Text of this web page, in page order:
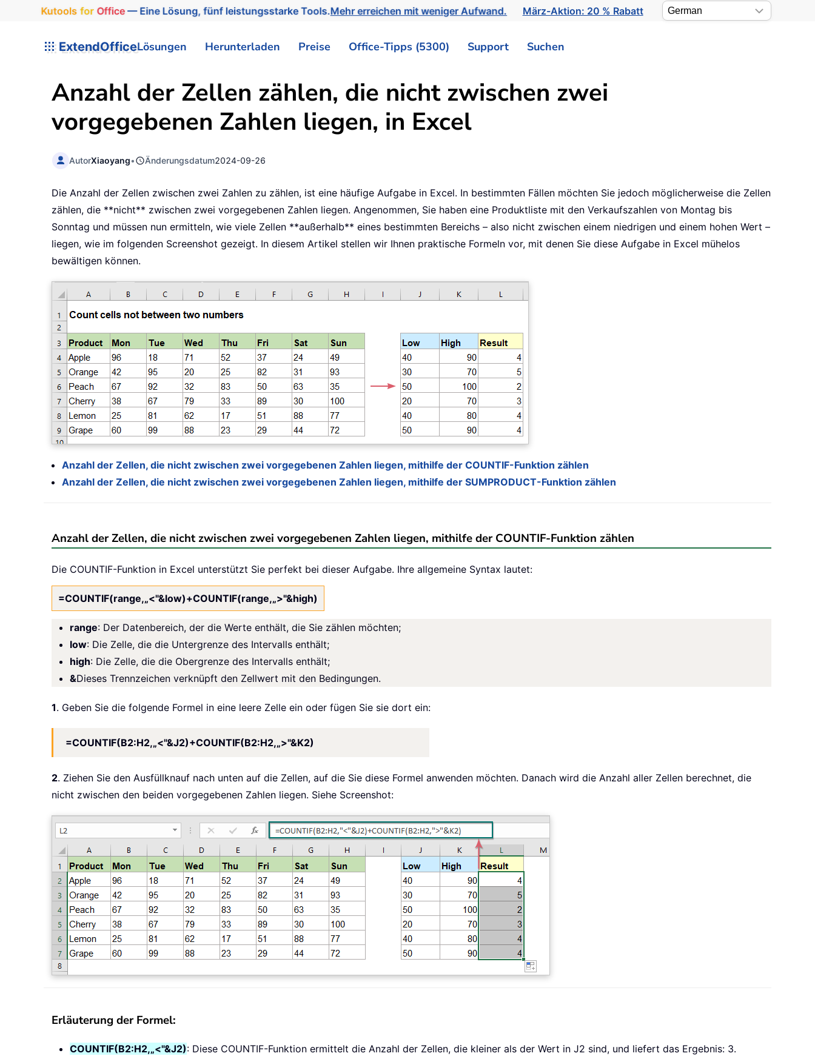
Kutools for Office— Eine Lösung, fünf leistungsstarke Tools.Mehr erreichen mit weniger Aufwand. März-Aktion: 20 % Rabatt
ExtendOfficeLösungen Herunterladen Preise Office-Tipps (5300) Support Suchen
Anzahl der Zellen zählen, die nicht zwischen zwei
vorgegebenen Zahlen liegen, in Excel
AutorXiaoyang• Änderungsdatum2024-09-26
Die Anzahl der Zellen zwischen zwei Zahlen zu zählen, ist eine häufige Aufgabe in Excel. In bestimmten Fällen möchten Sie jedoch möglicherweise die Zellen
zählen, die **nicht** zwischen zwei vorgegebenen Zahlen liegen. Angenommen, Sie haben eine Produktliste mit den Verkaufszahlen von Montag bis
Sonntag und müssen nun ermitteln, wie viele Zellen **außerhalb** eines bestimmten Bereichs – also nicht zwischen einem niedrigen und einem hohen Wert –
liegen, wie im folgenden Screenshot gezeigt. In diesem Artikel stellen wir Ihnen praktische Formeln vor, mit denen Sie diese Aufgabe in Excel mühelos
bewältigen können.
Anzahl der Zellen, die nicht zwischen zwei vorgegebenen Zahlen liegen, mithilfe der COUNTIF-Funktion zählen
Anzahl der Zellen, die nicht zwischen zwei vorgegebenen Zahlen liegen, mithilfe der SUMPRODUCT-Funktion zählen
Anzahl der Zellen, die nicht zwischen zwei vorgegebenen Zahlen liegen, mithilfe der COUNTIF-Funktion zählen
Die COUNTIF-Funktion in Excel unterstützt Sie perfekt bei dieser Aufgabe. Ihre allgemeine Syntax lautet:
=COUNTIF(range,„<"&low)+COUNTIF(range,„>"&high)
range: Der Datenbereich, der die Werte enthält, die Sie zählen möchten;
low: Die Zelle, die die Untergrenze des Intervalls enthält;
high: Die Zelle, die die Obergrenze des Intervalls enthält;
&Dieses Trennzeichen verknüpft den Zellwert mit den Bedingungen.
1. Geben Sie die folgende Formel in eine leere Zelle ein oder fügen Sie sie dort ein:
=COUNTIF(B2:H2,„<"&J2)+COUNTIF(B2:H2,„>"&K2)
2. Ziehen Sie den Ausfüllknauf nach unten auf die Zellen, auf die Sie diese Formel anwenden möchten. Danach wird die Anzahl aller Zellen berechnet, die
nicht zwischen den beiden vorgegebenen Zahlen liegen. Siehe Screenshot:
Erläuterung der Formel:
COUNTIF(B2:H2,„<"&J2): Diese COUNTIF-Funktion ermittelt die Anzahl der Zellen, die kleiner als der Wert in J2 sind, und liefert das Ergebnis: 3.